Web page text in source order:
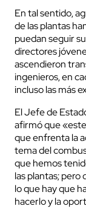
En tal sentido,
de las plantas
puedan seguir
directores
ascendieron
ingenieros, en
incluso las más
El Jefe de
afirmó que
que enfrenta la
tema del
que hemos
las plantas; pero
lo que hay que
hacerlo y la